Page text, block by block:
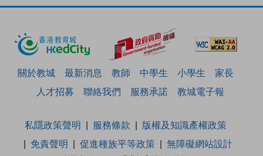
關於教城 最新消息 教師 中學生 小學生
家長
人才招募
聯絡我們 服務承諾 教城電子報
私隱政策聲明 服務條款
版權及知識產權政策
免責聲明
促進種族平等政策 無障礙網站設計